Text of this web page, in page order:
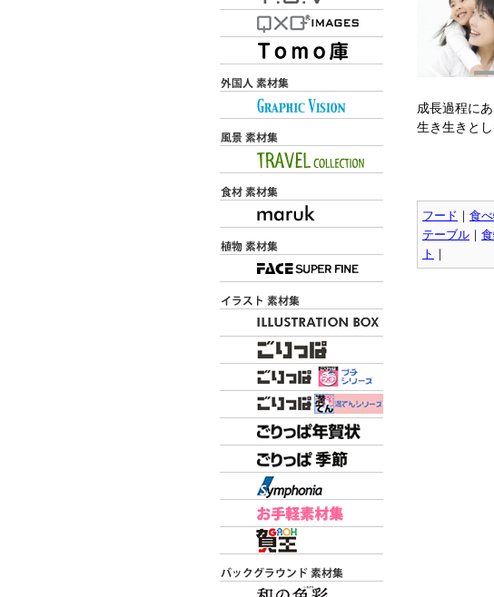
成長過程に
生き生きと
フード ｜ 食
テーブル ｜
ト ｜